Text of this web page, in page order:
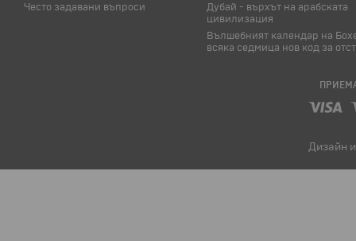
Често задавани въпроси
Дубай - върхът на арабската
цивилизация
Вълшебният календар на
всяка седмица нов код за
Дизайн